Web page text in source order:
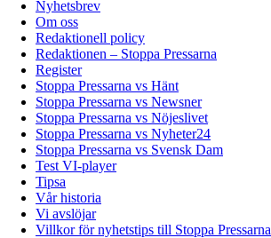
Nyhetsbrev
Om oss
Redaktionell policy
Redaktionen – Stoppa Pressarna
Register
Stoppa Pressarna vs Hänt
Stoppa Pressarna vs Newsner
Stoppa Pressarna vs Nöjeslivet
Stoppa Pressarna vs Nyheter24
Stoppa Pressarna vs Svensk Dam
Test VI-player
Tipsa
Vår historia
Vi avslöjar
Villkor för nyhetstips till Stoppa Pressarna